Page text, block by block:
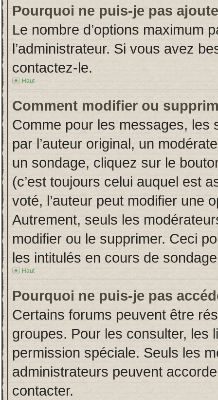
Pourquoi ne puis-je pas
Le nombre d’options maximum
l’administrateur. Si vous avez
contactez-le.
Haut
Comment modifier ou
Comme pour les messages, les
par l’auteur original, un
un sondage, cliquez sur le
(c’est toujours celui auquel est
voté, l’auteur peut modifier une
Autrement, seuls les
modifier ou le supprimer. Ceci
les intitulés en cours de
Haut
Pourquoi ne puis-je pas
Certains forums peuvent être
groupes. Pour les consulter, les
permission spéciale. Seuls les
administrateurs peuvent
contacter.